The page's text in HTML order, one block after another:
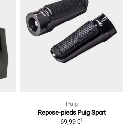
Puig
Repose-pieds Puig Sport
69,99 €1